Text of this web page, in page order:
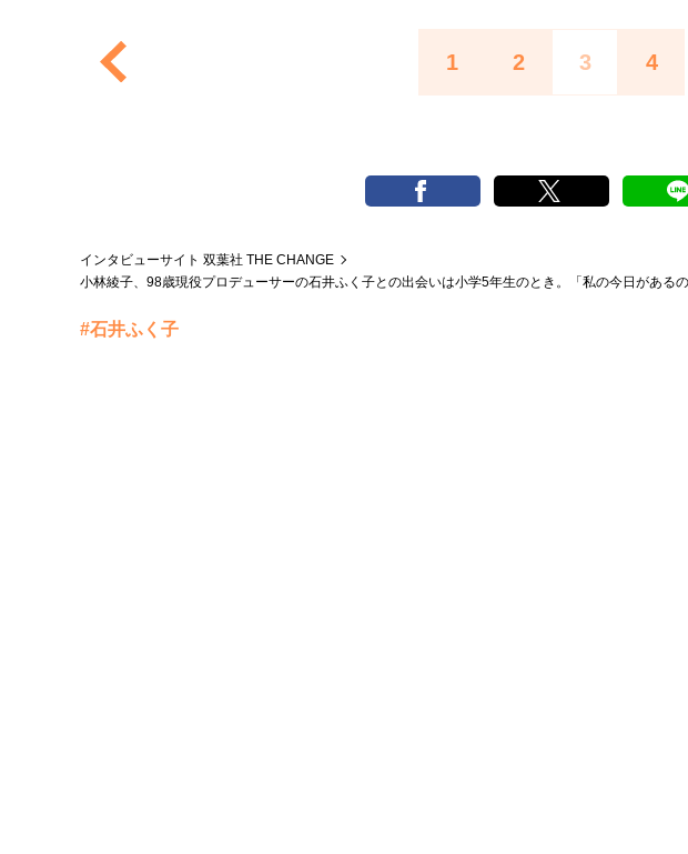
1 2 3 4
インタビューサイト 双葉社 THE CHANGE
小林綾子、98歳現役プロデューサーの石井ふく子との出会いは小学5年生のとき。「私の今日があるの
#石井ふく子